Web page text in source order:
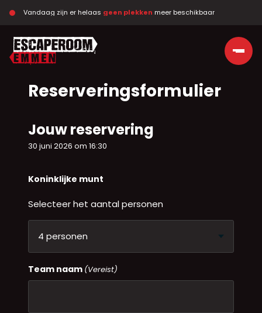
Vandaag zijn er helaas geen plekken meer beschikbaar
Reserveringsformulier
Jouw reservering
30 juni 2026 om 16:30
Koninklijke munt
Selecteer het aantal personen
Team naam (Vereist)